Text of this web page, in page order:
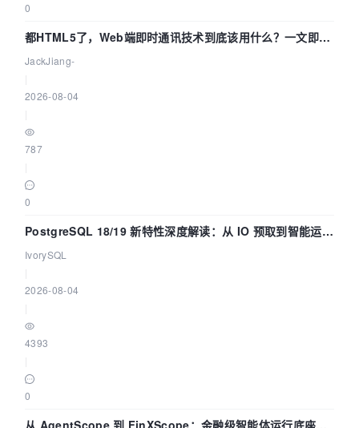
0
都HTML5了，Web端即时通讯技术到底该用什么？一文即
懂！
JackJiang-
2026-08-04
787
0
PostgreSQL 18/19 新特性深度解读：从 IO 预取到智能运
维，全面提升数据库体验
IvorySQL
2026-08-04
4393
0
从 AgentScope 到 FinXScope：金融级智能体运行底座的